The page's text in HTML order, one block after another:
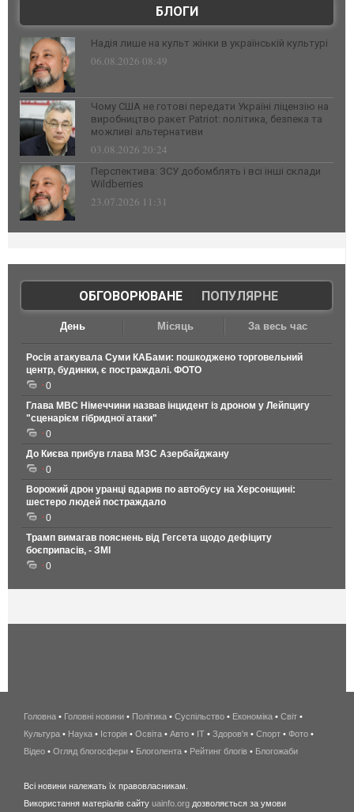
БЛОГИ
Надія лише на культ жінки в українській культурі
06.08.2026 08:49
Чому США не готові передати Україні ліцензію на
виробництво ракет Patriot: політика, безпека та
можливі альтернативи
03.08.2026 20:24
Перспектива: ЗСУ добомблять і всі інші склади
Wildberries
23.07.2026 11:31
ОБГОВОРЮВАНЕ| ПОПУЛЯРНЕ
День Місяць За весь час
Росія атакувала Суми КАБами: пошкоджено торговельний
центр, будинки, є постраждалі. ФОТО
0
Глава МВС Німеччини назвав інцидент із дроном у Лейпцигу
"сценарієм гібридної атаки"
0
До Києва прибув глава МЗС Азербайджану
0
Ворожий дрон уранці вдарив по автобусу на Херсонщині:
шестеро людей постраждало
0
Трамп вимагав пояснень від Гегсета щодо дефіциту
боєприпасів, - ЗМІ
0
беспроводной
интернет
киев
wimax
Головна • Головні новини • Політика • Суспільство • Економіка • Світ •
Культура • Наука • Історія • Освіта • Авто • IT • Здоров'я • Спорт • Фото •
Відео • Огляд блогосфери • Блоголента • Рейтинг блогів • Блогожаби
Всі новини належать їх правовласникам.
Використання матеріалів сайту uainfo.org дозволяється за умови